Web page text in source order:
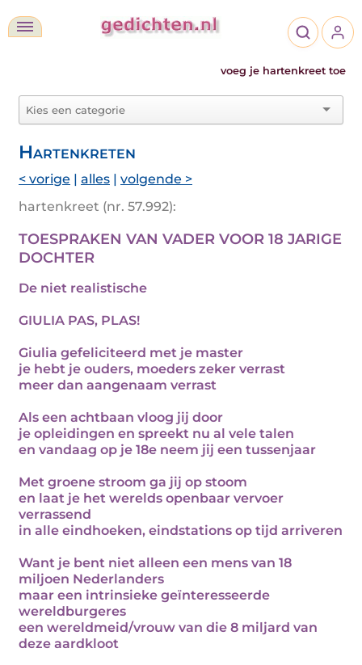
voeg je hartenkreet toe
Hartenkreten
< vorige | alles | volgende >
hartenkreet (nr. 57.992):
TOESPRAKEN VAN VADER VOOR 18 JARIGE
DOCHTER
De niet realistische
GIULIA PAS, PLAS!
Giulia gefeliciteerd met je master
je hebt je ouders, moeders zeker verrast
meer dan aangenaam verrast
Als een achtbaan vloog jij door
je opleidingen en spreekt nu al vele talen
en vandaag op je 18e neem jij een tussenjaar
Met groene stroom ga jij op stoom
en laat je het werelds openbaar vervoer
verrassend
in alle eindhoeken, eindstations op tijd arriveren
Want je bent niet alleen een mens van 18
miljoen Nederlanders
maar een intrinsieke geïnteresseerde
wereldburgeres
een wereldmeid/vrouw van die 8 miljard van
deze aardkloot